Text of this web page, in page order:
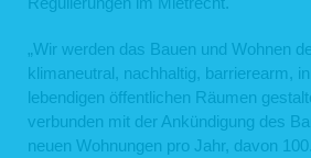
„Wir werden das Bauen und Wohnen
klimaneutral, nachhaltig, barrierearm,
lebendigen öffentlichen Räumen
verbunden mit der Ankündigung des
neuen Wohnungen pro Jahr, davon